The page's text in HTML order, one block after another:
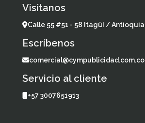
Visítanos
Calle 55 #51 - 58 Itagüí / Antioquia
Escríbenos
comercial@cympublicidad.com.co
Servicio al cliente
+57 3007651913